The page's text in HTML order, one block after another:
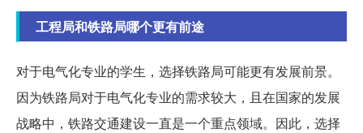
工程局和铁路局哪个更有前途
对于电气化专业的学生，选择铁路局可能更有发展前景。
因为铁路局对于电气化专业的需求较大，且在国家的发展
战略中，铁路交通建设一直是一个重点领域。因此，选择